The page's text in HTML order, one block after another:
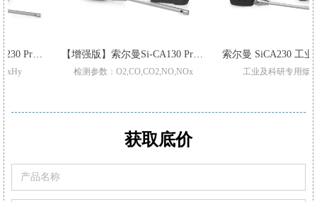
【增强版】索尔曼Si-CA130 Pro 烟气分析仪
检测参数：O2,CO,CO2,NO,NOx
标配2或3组气体传感器O2,CO,和Low NO/Low NOx
可现场更换的预校准智能型传感器
可设置停止气泵，保护CO传感器中毒
工业及科研专用烟气分析仪
支持2-6组气体传感器:O2,CO-H2,NO,Low NO,NO2Low NO2,SO2,Low SO2,H2S,和CxHy
CO自动稀释和保护量程:50000ppm
满足高精度氮氧化物/二氧化硫测
获取底价